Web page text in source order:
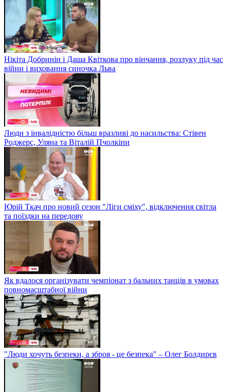
Нікіта Добринін і Даша Квіткова про вінчання, розлуку під час
війни і виховання синочка Льва
Люди з інвалідністю більш вразливі до насильства: Стівен
Роджерс, Уляна та Віталій Пчолкіни
Юрій Ткач про новий сезон "Ліги сміху", відключення світла
та поїздки на передову
Як вдалося організувати чемпіонат з бальних танців в умовах
повномасштабної війни
"Люди хочуть безпеки, а зброя - це безпека" – Олег Болдирєв